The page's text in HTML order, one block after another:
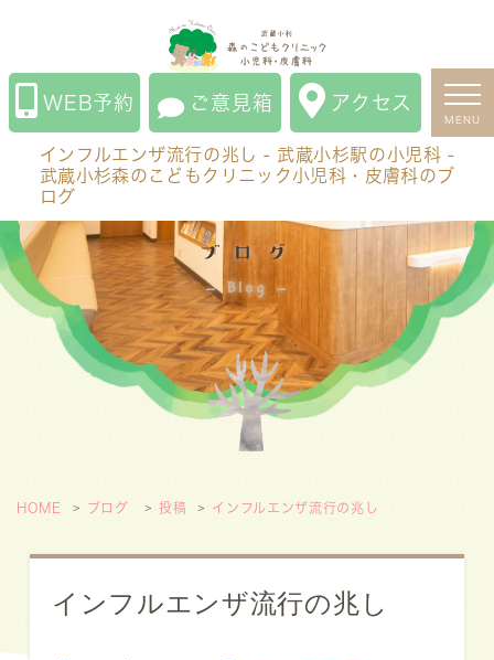
インフルエンザ流行の兆し - 武蔵小杉駅の小児科 - 武蔵
小杉森のこどもクリニック小児科・皮膚科のブログ
WEB予約 ご意見箱 アクセス
MENU
インフルエンザ流行の兆し - 武蔵小杉駅の小児科 -
武蔵小杉森のこどもクリニック小児科・皮膚科のブ
ログ
ブログ
Blog
HOME ブログ 投稿 インフルエンザ流行の兆し
インフルエンザ流行の兆し